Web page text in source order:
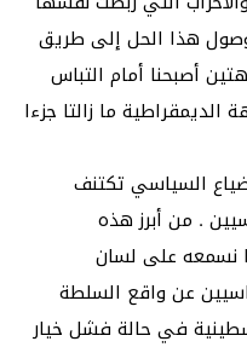
هذا الحل إلى طريق
أصبحنا أمام التباس
ما زالتا جزءا
السياسي تكتنف
. من أبرز هذه
نسمعه على لسان
عن واقع السلطة
في حالة فشل خيار